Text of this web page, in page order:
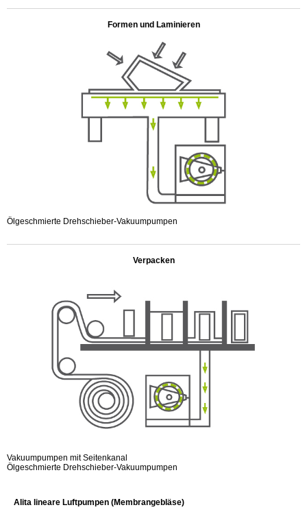
Formen und Laminieren
Ölgeschmierte Drehschieber-Vakuumpumpen
Verpacken
Vakuumpumpen mit Seitenkanal
Ölgeschmierte Drehschieber-Vakuumpumpen
Alita lineare Luftpumpen (Membrangebläse)